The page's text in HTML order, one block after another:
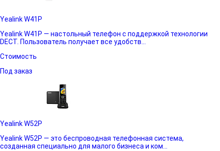
Yealink W41P
Yealink W41P — настольный телефон с поддержкой технологии
DECT. Пользователь получает все удобств...
Стоимость
Под заказ
Yealink W52P
Yealink W52P — это беспроводная телефонная система,
созданная специально для малого бизнеса и ком...